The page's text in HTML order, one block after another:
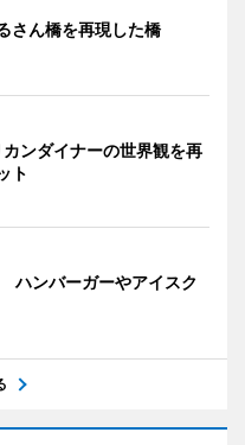
さん橋を再現した橋
ンダイナーの世界観を再
ト
ンバーガーやアイスク